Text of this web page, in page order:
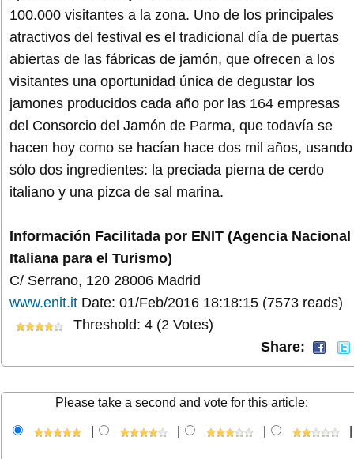
100.000 visitantes a la zona. Uno de los principales
atractivos del festival es el tradicional día de puertas
abiertas de las fábricas de jamón, que ofrecen a los
visitantes una oportunidad única de degustar los
jamones producidos cada año por las 164 empresas
del Consorcio del Jamón de Parma, que todavía se
hacen hoy como se hacían hace dos mil años, usando
sólo dos ingredientes: la preciada pierna de cerdo
italiano y una pizca de sal marina.
Información Facilitada por ENIT (Agencia Nacional
Italiana para el Turismo)
C/ Serrano, 120 28006 Madrid
www.enit.it Date: 01/Feb/2016 18:18:15 (7573 reads)
Threshold: 4 (2 Votes)
Share:
Please take a second and vote for this article: